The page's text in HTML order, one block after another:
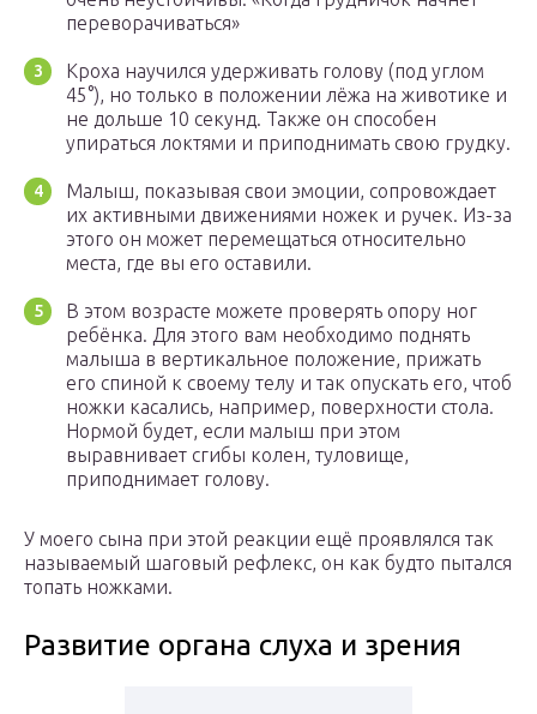
переворачиваться»
Кроха научился удерживать голову (под углом
45°), но только в положении лёжа на животике и
не дольше 10 секунд. Также он способен
упираться локтями и приподнимать свою грудку.
Малыш, показывая свои эмоции, сопровождает
их активными движениями ножек и ручек. Из-за
этого он может перемещаться относительно
места, где вы его оставили.
В этом возрасте можете проверять опору ног
ребёнка. Для этого вам необходимо поднять
малыша в вертикальное положение, прижать
его спиной к своему телу и так опускать его, чтоб
ножки касались, например, поверхности стола.
Нормой будет, если малыш при этом
выравнивает сгибы колен, туловище,
приподнимает голову.
У моего сына при этой реакции ещё проявлялся так
называемый шаговый рефлекс, он как будто пытался
топать ножками.
Развитие органа слуха и зрения